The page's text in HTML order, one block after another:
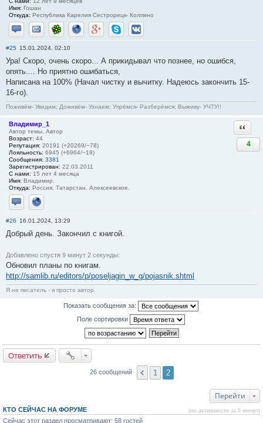
Имя: Гошан
Откуда: Республика Карелия Сестрорецк- Колпино
Отправить личное сообщение
Отправить email
ICQ СайтGoogle+SkypeВКонтакте
#25 15.01.2024, 02:10
Ура! Скоро, очень скоро... А прикидывал что познее, но ошибся,
опять.... Но приятно ошибаться,
Написана на 100% (Начал чистку и вычитку. Надеюсь закончить 15-
16-го).
Поживём- Увидим; Доживём- Узнаем; Упрёмся- Разберёмся; Выживу- УЧТУ!!
Владимир_1
Автор темы, Автор
Возраст: 44
Репутация: 20191 (+20269/−78)
Лояльность: 6945 (+6964/−19)
Сообщения: 3381
Зарегистрирован: 22.03.2011
С нами: 15 лет 4 месяца
Имя: Владимир.
Откуда: Россия. Татарстан. Алексеевское.
Отправить личное сообщение
Сайт
4
#26 16.01.2024, 13:29
Добрый день. Закончил с книгой.
Добавлено спустя 9 минут 2 секунды:
Обновил планы по книгам.
http://samlib.ru/editors/p/poseljagin_w_g/pojasnik.shtml
Я не писатель - я просто автор.
Показать сообщения за:
Поле сортировки
Ответить
26 сообщений 1 2
Перейти
КТО СЕЙЧАС НА ФОРУМЕ (по активности за 5 минут)
Сейчас этот раздел просматривают: 58 гостей